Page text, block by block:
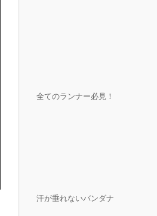
全てのランナー必見！
汗が垂れないバンダナ